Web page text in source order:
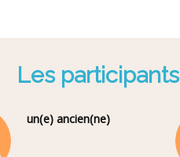
Les
un(e) ancien(ne)